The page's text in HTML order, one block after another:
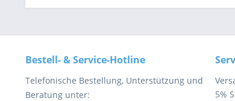
Bestell- & Service-Hotline
Telefonische Bestellung, Unterstützung und
Beratung unter:
5%